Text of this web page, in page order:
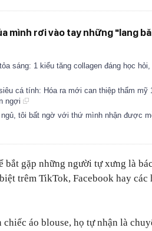
mình rơi vào tay những "lang
sáng: 1 kiểu tăng collagen đáng học
cá tính: Hóa ra mới can thiệp thẩm mỹ
ngợi
tôi bất ngờ với thứ mình nhận được
bắt gặp những người tự xưng là
trêm TikTok, Facebook hay các
áo blouse, họ tự nhận là